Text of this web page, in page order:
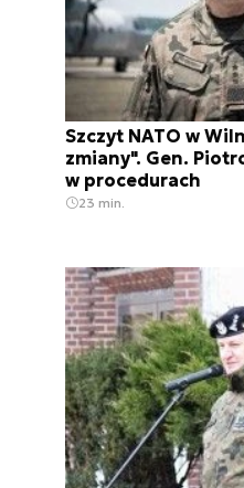
Szczyt NATO w
zmiany". Gen.
w procedurach
23 min.